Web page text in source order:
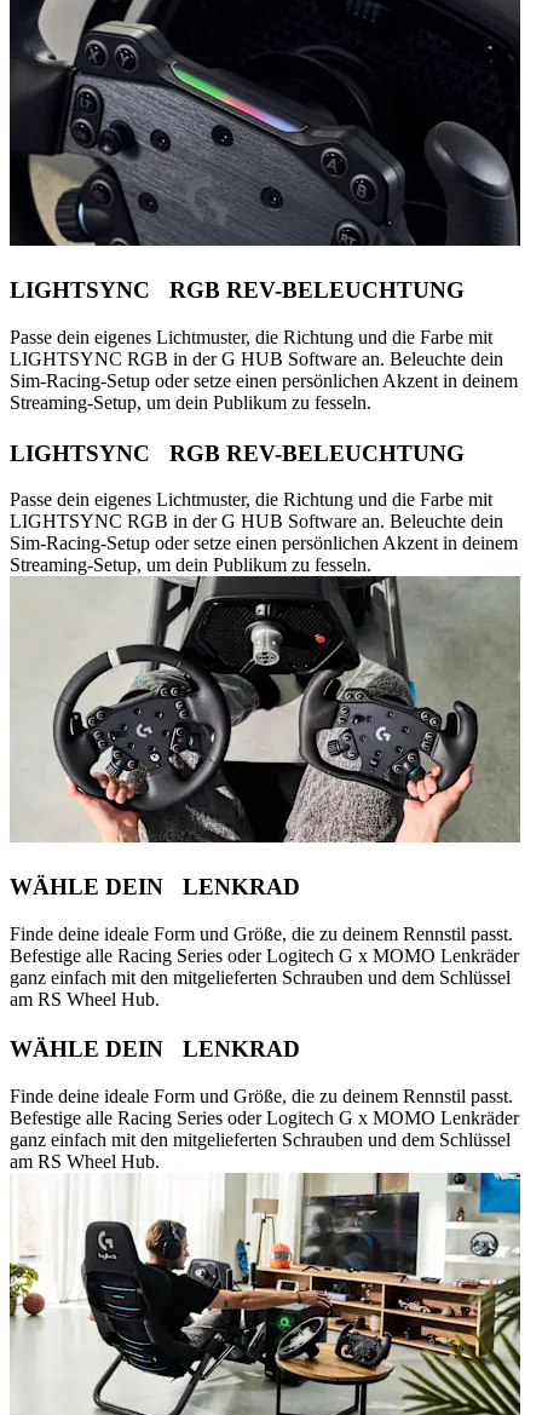
LIGHTSYNC RGB REV-BELEUCHTUNG
Passe dein eigenes Lichtmuster, die Richtung und die Farbe mit
LIGHTSYNC RGB in der G HUB Software an. Beleuchte dein
Sim-Racing-Setup oder setze einen persönlichen Akzent in deinem
Streaming-Setup, um dein Publikum zu fesseln.
LIGHTSYNC RGB REV-BELEUCHTUNG
Passe dein eigenes Lichtmuster, die Richtung und die Farbe mit
LIGHTSYNC RGB in der G HUB Software an. Beleuchte dein
Sim-Racing-Setup oder setze einen persönlichen Akzent in deinem
Streaming-Setup, um dein Publikum zu fesseln.
WÄHLE DEIN LENKRAD
Finde deine ideale Form und Größe, die zu deinem Rennstil passt.
Befestige alle Racing Series oder Logitech G x MOMO Lenkräder
ganz einfach mit den mitgelieferten Schrauben und dem Schlüssel
am RS Wheel Hub.
WÄHLE DEIN LENKRAD
Finde deine ideale Form und Größe, die zu deinem Rennstil passt.
Befestige alle Racing Series oder Logitech G x MOMO Lenkräder
ganz einfach mit den mitgelieferten Schrauben und dem Schlüssel
am RS Wheel Hub.